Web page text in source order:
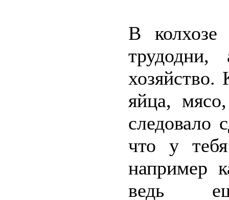
В
хозяйство.
яйца,
следовало
что у
например
ведь